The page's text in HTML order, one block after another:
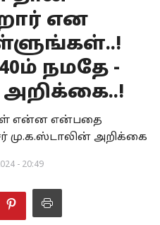
என
நமதே -
என்ன என்பதை
மு.க.ஸ்டாலின் அறிக்கை
- 20:49